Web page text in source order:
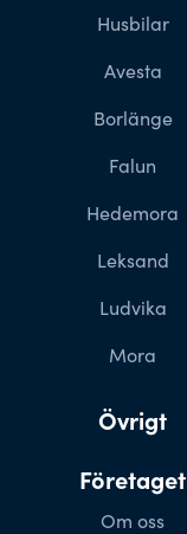
Husbilar
Avesta
Borlänge
Falun
Hedemora
Leksand
Ludvika
Mora
Övrigt
Företaget
Om oss